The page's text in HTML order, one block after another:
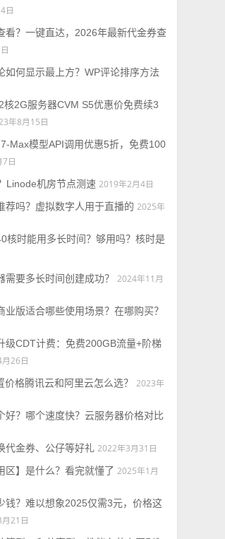
日
看？一键直达，2026年最新代金券查
如何显示最上方？WP评论排序方法
核2G服务器CVM S5优惠价免费续3
年8月15日
Max模型API调用优惠5折，免费100
日
Linode机房节点测速 2019年2月4日
荐吗？虚拟数字人用于直播的 2025年
核时能用多长时间？够用吗？核时是
要多长时间创建成功？
2024年11月
业版适合哪些使用场景？在哪购买？
级CDT计费：免费200GB流量+阶梯
26日
格腾讯云和阿里云怎么选？
2023年
好？哪个速度快？云服务器价格对比
代金券、公仔等好礼 2022年3月31日
区】是什么？看完就懂了 2025年1月
钱？难以想象2025仅需3元，价格这
21日